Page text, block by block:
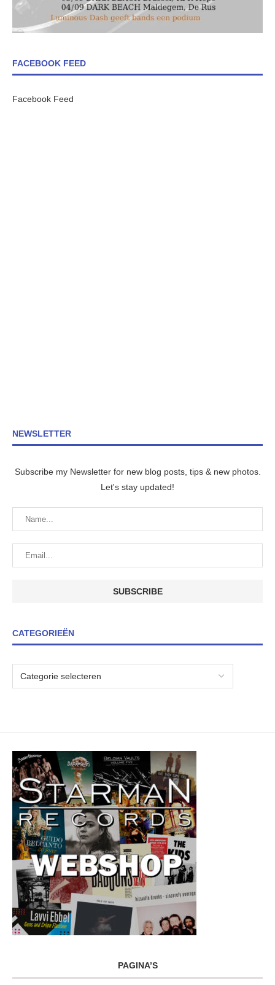
FACEBOOK FEED
Facebook Feed
NEWSLETTER
Subscribe my Newsletter for new blog posts, tips & new photos.
Let's stay updated!
CATEGORIEËN
PAGINA’S